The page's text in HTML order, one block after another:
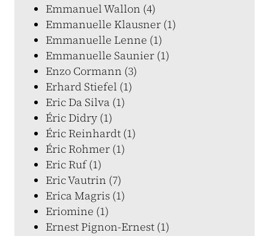
Emmanuel Wallon (4)
Emmanuelle Klausner (1)
Emmanuelle Lenne (1)
Emmanuelle Saunier (1)
Enzo Cormann (3)
Erhard Stiefel (1)
Eric Da Silva (1)
Éric Didry (1)
Éric Reinhardt (1)
Éric Rohmer (1)
Eric Ruf (1)
Eric Vautrin (7)
Erica Magris (1)
Eriomine (1)
Ernest Pignon-Ernest (1)